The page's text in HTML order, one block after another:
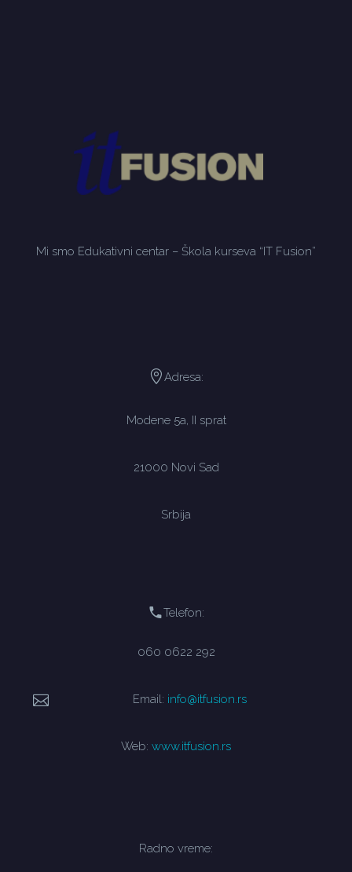
Mi smo Edukativni centar – Škola kurseva “IT Fusion”
Adresa:
Modene 5a, II sprat
21000 Novi Sad
Srbija
Telefon:
060 0622 292
Email: info@itfusion.rs
Web: www.itfusion.rs
Radno vreme: